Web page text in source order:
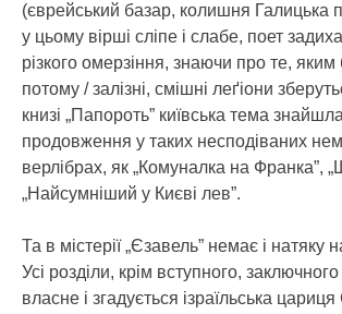
(єврейський базар, колишня Галицька
у цьому вірші сліпе і слабе, поет
різкого омерзіння, знаючи про те, яким
потому / залізні, смішні леґіони
книзі „Папороть” київська тема
продовження у таких несподіваних
верлібрах, як „Комуналка на Франка”,
„Найсумніший у Києві лев”.
Та в містерії „Єзавель” немає і натяку
Усі розділи, крім вступного, заключного
власне і згадується ізраїльська